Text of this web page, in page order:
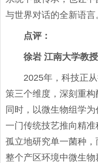
与世界对话的全新语言
点评：
徐岩 江南大学教
2025年，科技正
策三个维度，深刻重构
同时，以微生物组学
一门传统技艺推向精
孤立地研究单一菌种
整个产区环境中微生